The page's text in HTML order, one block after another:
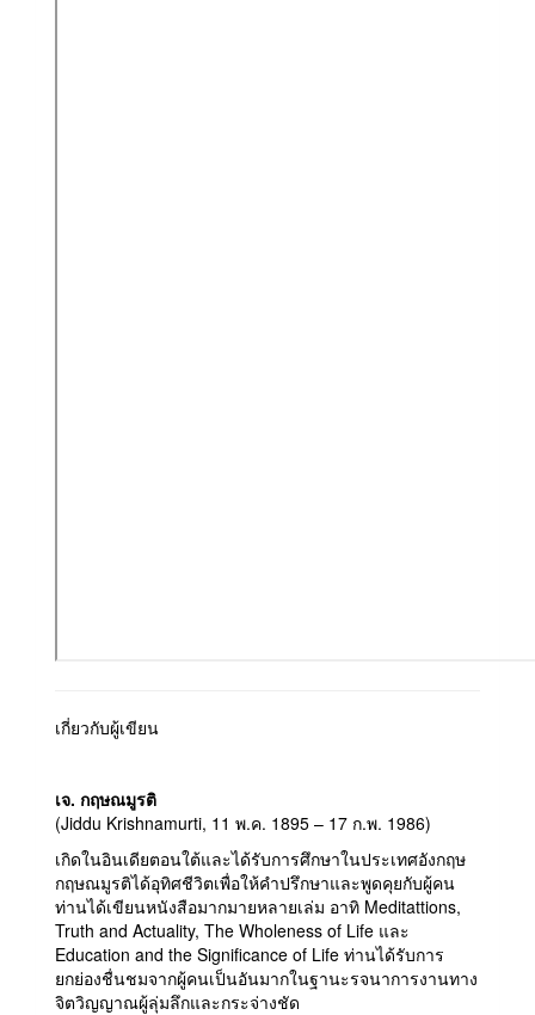
เกี่ยวกับผู้เขียน
เจ. กฤษณมูรติ
(Jiddu Krishnamurti, 11 พ.ค. 1895 – 17 ก.พ. 1986)
เกิดในอินเดียตอนใต้และได้รับการศึกษาในประเทศอังกฤษ
กฤษณมูรติได้อุทิศชีวิตเพื่อให้คำปรึกษาและพูดคุยกับผู้คน
ท่านได้เขียนหนังสือมากมายหลายเล่ม อาทิ Meditattions,
Truth and Actuality, The Wholeness of Life และ
Education and the Significance of Life ท่านได้รับการ
ยกย่องชื่นชมจากผู้คนเป็นอันมากในฐานะรจนาการงานทาง
จิตวิญญาณผู้ลุ่มลึกและกระจ่างชัด